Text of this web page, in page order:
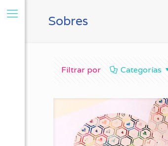
Sobres
Filtrar por Categorías